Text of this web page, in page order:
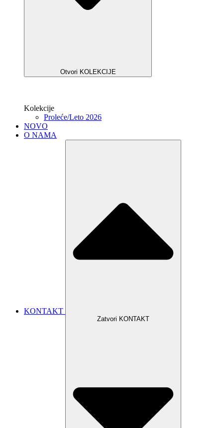
Otvori KOLEKCIJE
Kolekcije
Proleće/Leto 2026
NOVO
O NAMA
KONTAKT
Zatvori KONTAKT